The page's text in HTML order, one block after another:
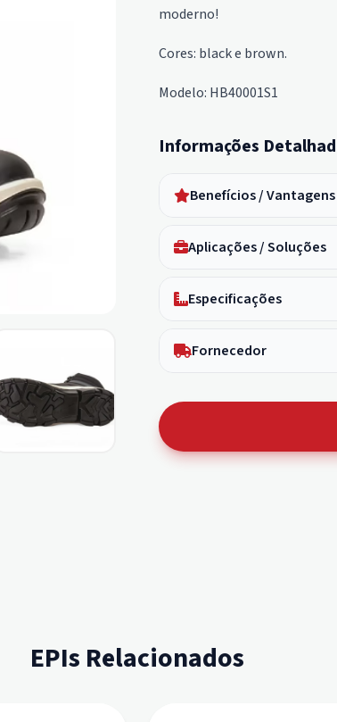
moderno!
Cores: black e brown.
Modelo: HB40001S1
Informações
Benefícios / Vantagens
Aplicações / Soluções
Especificações
Fornecedor
EPIs Relacionados